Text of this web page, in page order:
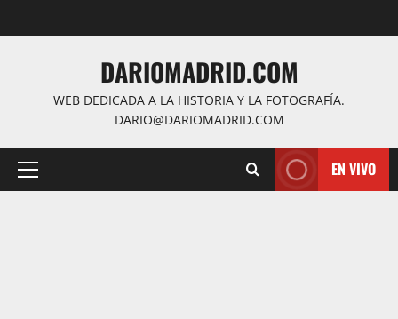
al
DARIOMADRID.COM
WEB DEDICADA A LA HISTORIA Y LA FOTOGRAFÍA.
DARIO@DARIOMADRID.COM
Menú
EN VIVO